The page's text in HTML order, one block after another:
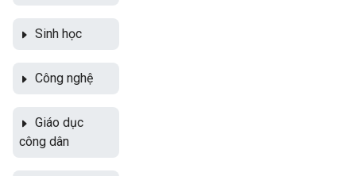
Sinh học
Công nghệ
Giáo dục
công dân